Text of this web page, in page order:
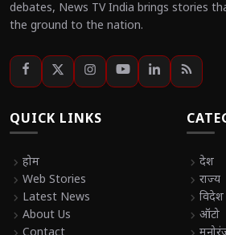
debates, News TV India brings stories
the ground to the nation.
QUICK LINKS
chevron_right होम
chevron_right Web Stories
chevron_right Latest News
chevron_right About Us
chevron_right देश
chevron_right राज्य
chevron_right विदेश
chevron_right ऑटो